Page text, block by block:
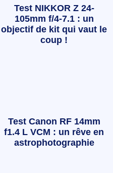
Test NIKKOR Z 24-
105mm f/4-7.1 : un
objectif de kit qui vaut le
coup !
Test Canon RF 14mm
f1.4 L VCM : un rêve en
astrophotographie